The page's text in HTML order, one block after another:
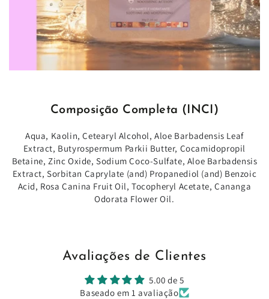
Composição Completa (INCI)
Aqua, Kaolin, Cetearyl Alcohol, Aloe Barbadensis Leaf
Extract, Butyrospermum Parkii Butter, Cocamidopropil
Betaine, Zinc Oxide, Sodium Coco-Sulfate, Aloe Barbadensis
Extract, Sorbitan Caprylate (and) Propanediol (and) Benzoic
Acid, Rosa Canina Fruit Oil, Tocopheryl Acetate, Cananga
Odorata Flower Oil.
Avaliações de Clientes
5.00 de 5
Baseado em 1 avaliação